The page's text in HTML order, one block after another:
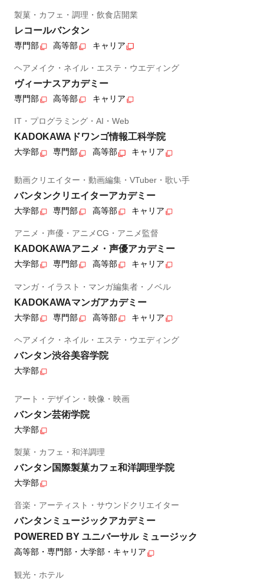
製菓・カフェ・調理・飲食店開業
レコールバンタン
専門部 高等部 キャリア
ヘアメイク・ネイル・エステ・ウエディング
ヴィーナスアカデミー
専門部 高等部 キャリア
IT・プログラミング・AI・Web
KADOKAWAドワンゴ情報工科学院
大学部 専門部 高等部 キャリア
動画クリエイター・動画編集・VTuber・歌い手
バンタンクリエイターアカデミー
大学部 専門部 高等部 キャリア
アニメ・声優・アニメCG・アニメ監督
KADOKAWAアニメ・声優アカデミー
大学部 専門部 高等部 キャリア
マンガ・イラスト・マンガ編集者・ノベル
KADOKAWAマンガアカデミー
大学部 専門部 高等部 キャリア
ヘアメイク・ネイル・エステ・ウエディング
バンタン渋谷美容学院
大学部
アート・デザイン・映像・映画
バンタン芸術学院
大学部
製菓・カフェ・和洋調理
バンタン国際製菓カフェ和洋調理学院
大学部
音楽・アーティスト・サウンドクリエイター
バンタンミュージックアカデミー
POWERED BY ユニバーサル ミュージック
高等部・専門部・大学部・キャリア
観光・ホテル